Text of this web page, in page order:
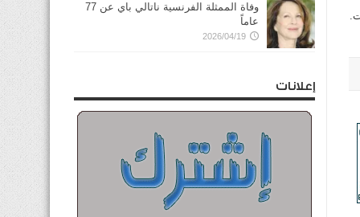
وفاة الممثلة الفرنسية ناتالي باي عن 77
عاماً
2026/04/19
إعلانات